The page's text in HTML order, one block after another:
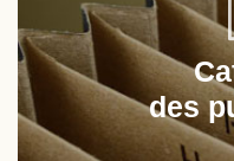
des